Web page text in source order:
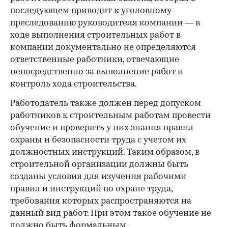
последующем приводит к уголовному
преследованию руководителя компании — в
ходе выполнения строительных работ в
компании документально не определяются
ответственные работники, отвечающие
непосредственно за выполнение работ и
контроль хода строительства.
Работодатель также должен перед допуском
работников к строительным работам провести
обучение и проверить у них знания правил
охраны и безопасности труда с учетом их
должностных инструкций. Таким образом, в
строительной организации должны быть
созданы условия для изучения рабочими
правил и инструкций по охране труда,
требования которых распространяются на
данный вид работ. При этом такое обучение не